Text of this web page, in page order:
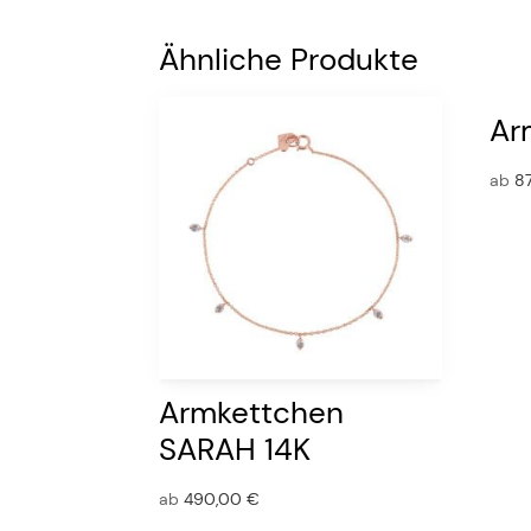
Ähnliche Produkte
Armkettchen
SARAH 14K
ab490,00€
ab